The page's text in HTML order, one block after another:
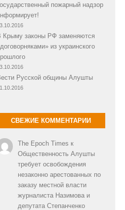
пожарный надзор
Крыму законы РФ заменяются
из украинского
Русской общины Алушты
СВЕЖИЕ КОММЕНТАРИИ
The Epoch Times к
Общественность Алушты
требует освобождения
незаконно арестованных по
заказу местной власти
журналиста Назимова и
депутата Степанченко